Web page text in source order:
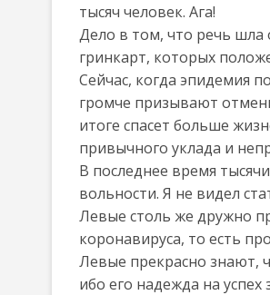
тысяч человек. Ага!
Дело в том, что речь шла
гринкарт, которых
Сейчас, когда эпидемия
громче призывают
итоге спасет больше
привычного уклада и
В последнее время
вольности. Я не видел
Левые столь же дружно
коронавируса, то есть
Левые прекрасно знают,
ибо его надежда на